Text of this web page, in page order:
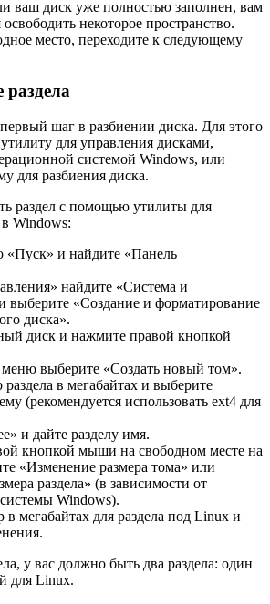
ваш диск уже полностью заполнен, вам
некоторое пространство.
место, переходите к следующему
шаг в разбиении диска. Для этого
для управления дисками,
системой Windows, или
для разбиения диска.
раздел с помощью утилиты для
Windows:
и найдите «Панель
найдите «Система и
выберите «Создание и форматирование
диска».
диск и нажмите правой кнопкой
выберите «Создать новый том».
раздела в мегабайтах и выберите
(рекомендуется использовать ext4 для
и дайте разделу имя.
кнопкой мыши на свободном месте на
«Изменение размера тома» или
раздела» (в зависимости от
Windows).
в мегабайтах для раздела под Linux и
у вас должно быть два раздела: один
для Linux.